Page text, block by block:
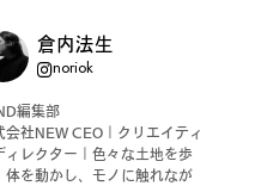
編集部と一緒に、いつも
てくれる仲間「サポー
集部と直接チャットで
のお店や特集してほし
倉内法生
noriok
編集部
会社NEW CEO｜クリエイティ
ィレクター｜色々な土地を歩
体を動かし、モノに触れなが